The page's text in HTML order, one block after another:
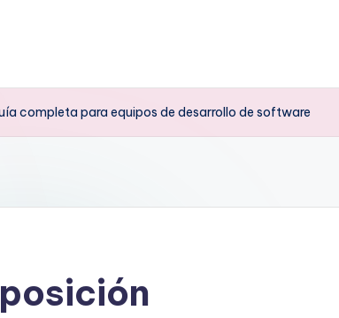
completa para equipos de desarrollo de software